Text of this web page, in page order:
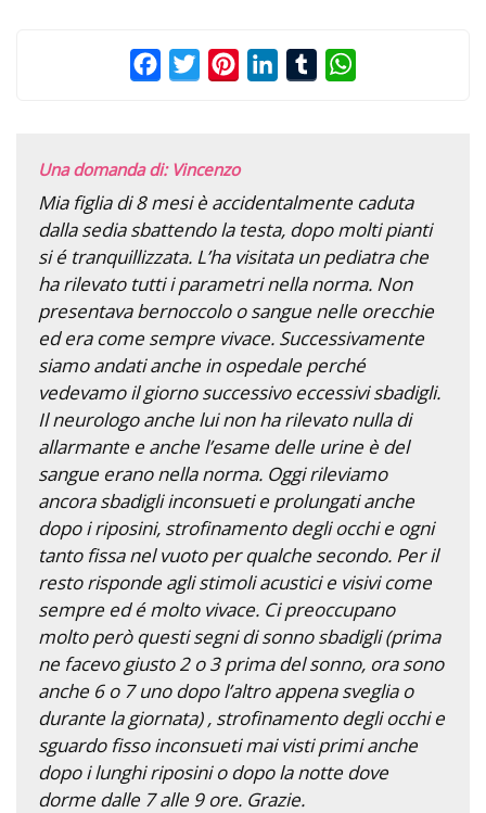
FacebookTwitterPinterestLinkedInTumblr
Una domanda di: Vincenzo
Mia figlia di 8 mesi è accidentalmente caduta
dalla sedia sbattendo la testa, dopo molti pianti
si é tranquillizzata. L’ha visitata un pediatra che
ha rilevato tutti i parametri nella norma. Non
presentava bernoccolo o sangue nelle orecchie
ed era come sempre vivace. Successivamente
siamo andati anche in ospedale perché
vedevamo il giorno successivo eccessivi sbadigli.
Il neurologo anche lui non ha rilevato nulla di
allarmante e anche l’esame delle urine è del
sangue erano nella norma. Oggi rileviamo
ancora sbadigli inconsueti e prolungati anche
dopo i riposini, strofinamento degli occhi e ogni
tanto fissa nel vuoto per qualche secondo. Per il
resto risponde agli stimoli acustici e visivi come
sempre ed é molto vivace. Ci preoccupano
molto però questi segni di sonno sbadigli (prima
ne facevo giusto 2 o 3 prima del sonno, ora sono
anche 6 o 7 uno dopo l’altro appena sveglia o
durante la giornata) , strofinamento degli occhi e
sguardo fisso inconsueti mai visti primi anche
dopo i lunghi riposini o dopo la notte dove
dorme dalle 7 alle 9 ore. Grazie.